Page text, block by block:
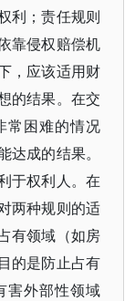
利；责任规则
靠侵权赔偿机
，应该适用财
的结果。在交
常困难的情况
成的结果。
于权利人。在
两种规则的适
有领域（如房
的是防止占有
害外部性领域